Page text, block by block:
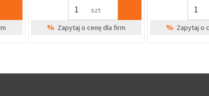
szt
% Zapytaj o cenę dla firm % Zapytaj o